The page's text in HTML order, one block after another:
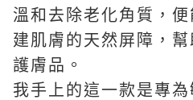
溫和去除老化角質，
建肌膚的天然屏障，
護膚品。
我手上的這一款是專